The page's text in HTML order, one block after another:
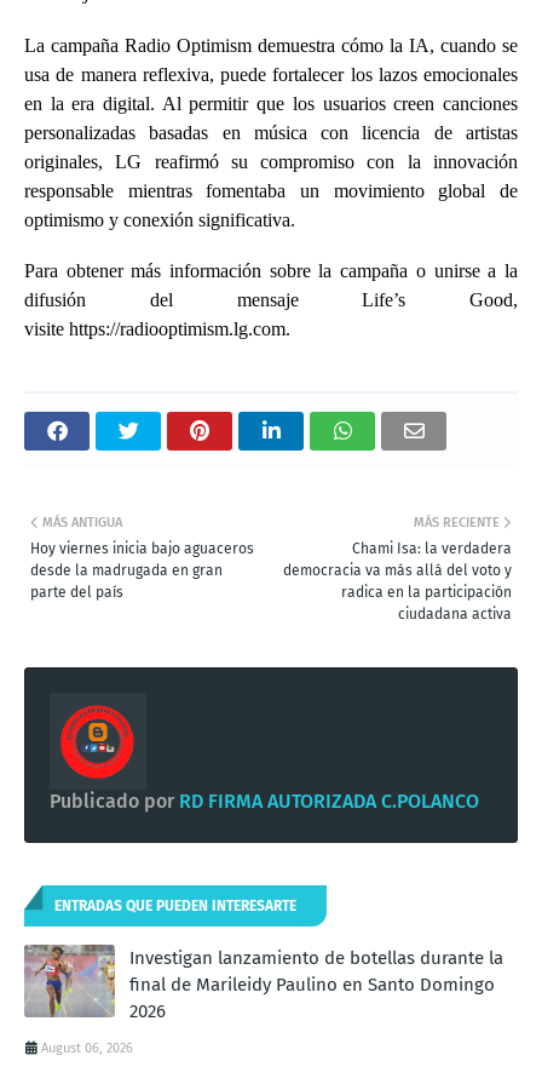
La campaña Radio Optimism demuestra cómo la IA, cuando se
usa de manera reflexiva, puede fortalecer los lazos emocionales
en la era digital. Al permitir que los usuarios creen canciones
personalizadas basadas en música con licencia de artistas
originales, LG reafirmó su compromiso con la innovación
responsable mientras fomentaba un movimiento global de
optimismo y conexión significativa.
Para obtener más información sobre la campaña o unirse a la
difusión del mensaje Life’s Good,
visite https://radiooptimism.lg.com.
MÁS RECIENTE
Chami Isa: la verdadera
democracia va más allá del voto y
radica en la participación
ciudadana activa
MÁS ANTIGUA
Hoy viernes inicia bajo aguaceros
desde la madrugada en gran
parte del país
Publicado por RD FIRMA AUTORIZADA C.POLANCO
ENTRADAS QUE PUEDEN INTERESARTE
Investigan lanzamiento de botellas durante la
final de Marileidy Paulino en Santo Domingo
2026
August 06, 2026